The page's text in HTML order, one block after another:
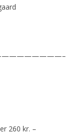
260 kr. –